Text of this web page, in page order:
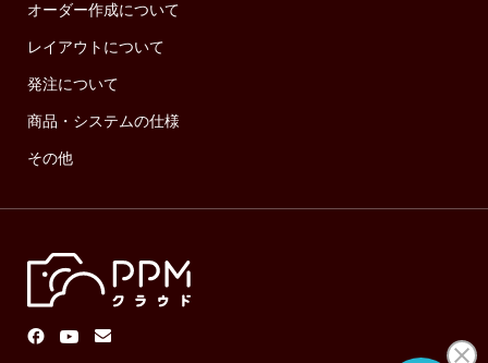
オーダー作成について
レイアウトについて
発注について
商品・システムの仕様
その他